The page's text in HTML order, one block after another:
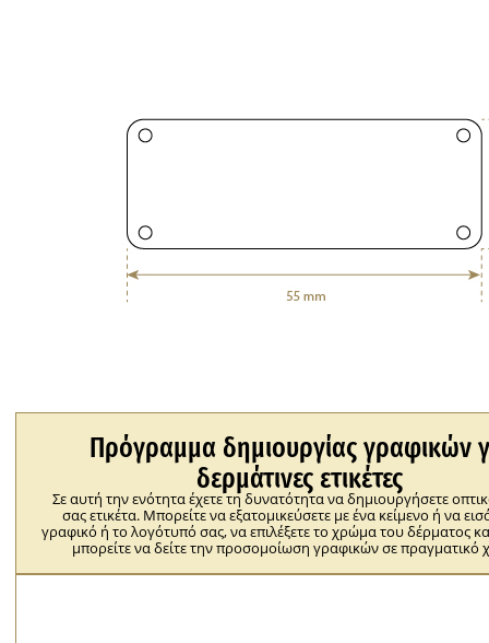
Πρόγραμμα δημιουργίας γραφικών
δερμάτινες ετικέτες
Σε αυτή την ενότητα έχετε τη δυνατότητα να δημιουργήσετε
σας ετικέτα. Μπορείτε να εξατομικεύσετε με ένα κείμενο ή να
γραφικό ή το λογότυπό σας, να επιλέξετε το χρώμα του δέρματος
μπορείτε να δείτε την προσομοίωση γραφικών σε πραγματικό